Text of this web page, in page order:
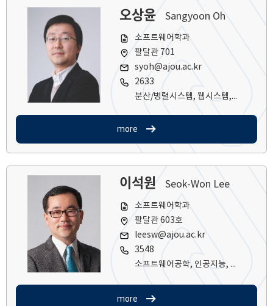
오상윤 Sangyoon Oh
소프트웨어학과
팔달관 701
syoh@ajou.ac.kr
2633
분산/병렬시스템, 웹시스템, 클라우드 컴퓨팅, Large-Scale Software System
more
이석원 Seok-Won Lee
소프트웨어학과
팔달관 603호
leesw@ajou.ac.kr
3548
소프트웨어공학, 인공지능, 정보보호
more